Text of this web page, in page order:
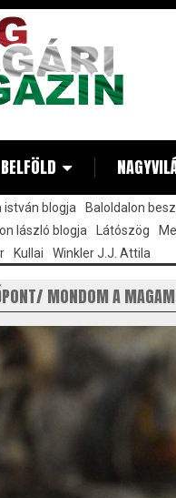
BELFÖLD
blogja Baloldalon
lászló blogja Látószög
Kullai Winkler J.J. Attila
MONDOM A